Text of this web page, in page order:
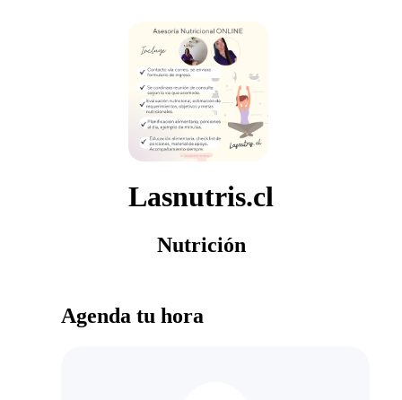
Lasnutris.cl
Nutrición
Agenda tu hora